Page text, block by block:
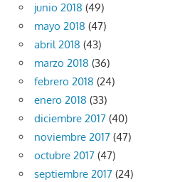
junio 2018 (49)
mayo 2018 (47)
abril 2018 (43)
marzo 2018 (36)
febrero 2018 (24)
enero 2018 (33)
diciembre 2017 (40)
noviembre 2017 (47)
octubre 2017 (47)
septiembre 2017 (24)